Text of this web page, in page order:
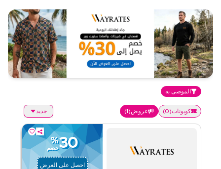
الموصى به
كوبونات(
0
) عروض(
1
) جديد
30
%
خصم
احصل على العرض